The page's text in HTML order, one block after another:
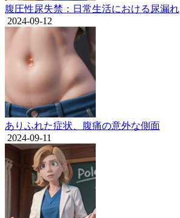
腹圧性尿失禁：日常生活における尿漏れ
2024-09-12
ありふれた症状、腹痛の意外な側面
2024-09-11